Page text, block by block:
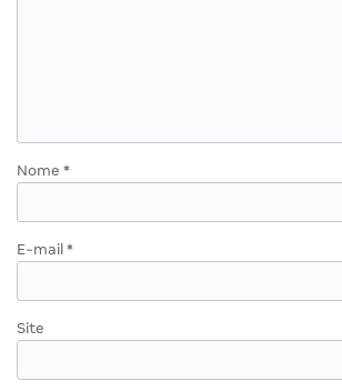
Nome *
E-mail *
Site